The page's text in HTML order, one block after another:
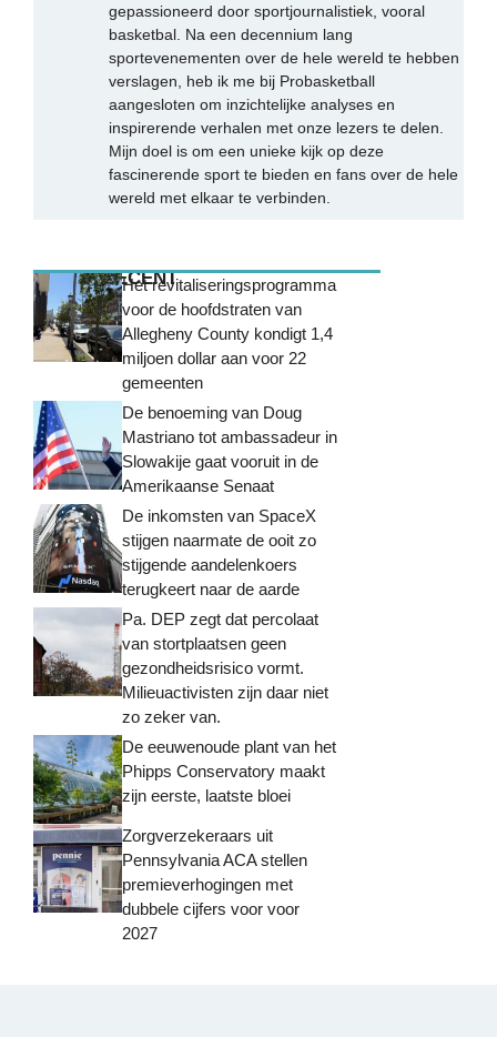
gepassioneerd door sportjournalistiek, vooral
basketbal. Na een decennium lang
sportevenementen over de hele wereld te hebben
verslagen, heb ik me bij Probasketball
aangesloten om inzichtelijke analyses en
inspirerende verhalen met onze lezers te delen.
Mijn doel is om een unieke kijk op deze
fascinerende sport te bieden en fans over de hele
wereld met elkaar te verbinden.
MEEST RECENTHet revitaliseringsprogramma
voor de hoofdstraten van
Allegheny County kondigt 1,4
miljoen dollar aan voor 22
gemeenten
De benoeming van Doug
Mastriano tot ambassadeur in
Slowakije gaat vooruit in de
Amerikaanse Senaat
De inkomsten van SpaceX
stijgen naarmate de ooit zo
stijgende aandelenkoers
terugkeert naar de aarde
Pa. DEP zegt dat percolaat
van stortplaatsen geen
gezondheidsrisico vormt.
Milieuactivisten zijn daar niet
zo zeker van.
De eeuwenoude plant van het
Phipps Conservatory maakt
zijn eerste, laatste bloei
Zorgverzekeraars uit
Pennsylvania ACA stellen
premieverhogingen met
dubbele cijfers voor voor
2027